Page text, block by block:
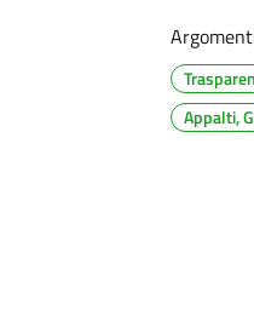
Appalti,